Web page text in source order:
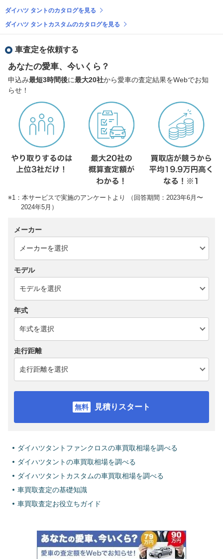
ダイハツ タントのカタログを見る
ダイハツ タントカスタムのカタログを見る
車査定を依頼する
あなたの愛車、今いくら？
申込み最短3時間後に最大20社から愛車の査定結果をWebでお知
らせ！
※1：本サービスで実施のアンケートより （回答期間：2023年6月〜
2024年5月）
メーカー
モデル
年式
走行距離
見積りスタート
ダイハツタントファンクロスの車買取相場を調べる
ダイハツタントの車買取相場を調べる
ダイハツタントカスタムの車買取相場を調べる
車買取査定の基礎知識
車買取査定お役立ちガイド